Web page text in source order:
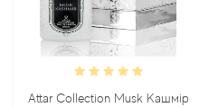
Attar Collection Musk Кашмір